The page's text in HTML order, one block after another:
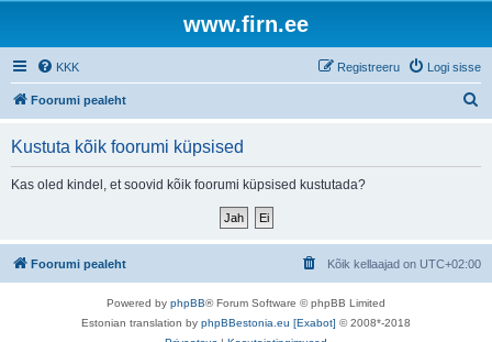
www.firn.ee
KKK Logi sisse
Registreeru
Foorumi pealeht
Kustuta kõik foorumi küpsised
Kas oled kindel, et soovid kõik foorumi küpsised kustutada?
Foorumi pealeht Kõik kellaajad on UTC+02:00
Powered by phpBB® Forum Software © phpBB Limited
Estonian translation by phpBBestonia.eu [Exabot] © 2008*-2018